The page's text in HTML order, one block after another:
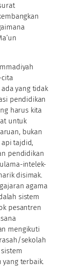
yang tidak
pendidikan
harus kita
untuk
bukan
tajdid,
pendidikan
intelek-
disimak.
agama
sistem
pesantren
mengikuti
sekolah
terbaik.